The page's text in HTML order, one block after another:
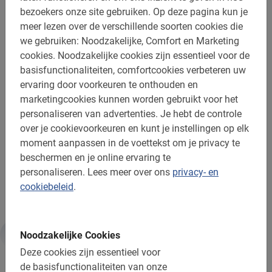
bezoekers onze site gebruiken. Op deze pagina kun je
meer lezen over de verschillende soorten cookies die
we gebruiken: Noodzakelijke, Comfort en Marketing
cookies. Noodzakelijke cookies zijn essentieel voor de
basisfunctionaliteiten, comfortcookies verbeteren uw
ervaring door voorkeuren te onthouden en
marketingcookies kunnen worden gebruikt voor het
personaliseren van advertenties. Je hebt de controle
over je cookievoorkeuren en kunt je instellingen op elk
moment aanpassen in de voettekst om je privacy te
beschermen en je online ervaring te
personaliseren. Lees meer over ons privacy- en
cookiebeleid.
Noodzakelijke Cookies
Deze cookies zijn essentieel voor
de basisfunctionaliteiten van onze
Mis niks van deze Vlaamse stad en laat je door onze
gids meenemen langs alle belangrijke plekjes die deze
stad karakter geven. Tijdens deze Antwerpen fietstour is
er voldoende gelegenheid voor het maken van foto’s. De
gids geeft je daarnaast ook met plezier persoonlijke tips
voor shoppen, lekkere restaurants en musea. Wil je
behalve de highlights ook genieten van het Belgische
bier, kies dan voor onzeBier fietstour in Antwerpen.
Tijdens onze Antwerpen fietstour langs de highlights leer
je Antwerpen echt kennen
Informatie